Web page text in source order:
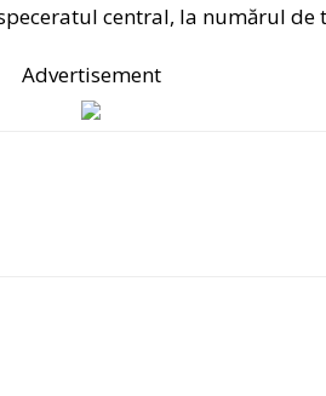
central, la numărul de
Advertisement